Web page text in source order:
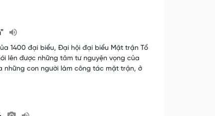
1400 đại biểu, Đại hội đại biểu Mặt trận Tổ
lên được những tâm tư nguyện vọng của
những con người làm công tác mặt trận, ở